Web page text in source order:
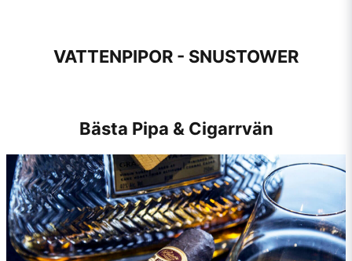
VATTENPIPOR - SNUSTOWER
Bästa Pipa & Cigarrvän